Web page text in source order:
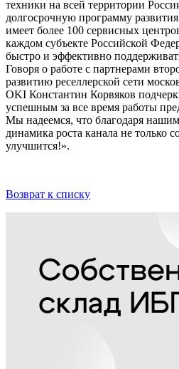
техники на всей территории
долгосрочную программу
имеет более 100 сервисных
каждом субъекте Российской
быстро и эффективно
Говоря о работе с партнерами
развитию реселлерской сети
OKI Константин Корвяков
успешным за все время работы
Мы надеемся, что благодаря
динамика роста канала не только
улучшится!».
Возврат к списку